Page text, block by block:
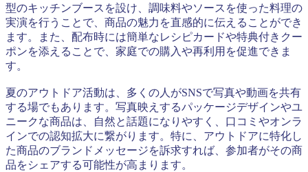
型のキッチンブースを設け、調味料やソースを使った料理の
実演を行うことで、商品の魅力を直感的に伝えることができ
ます。また、配布時には簡単なレシピカードや特典付きクー
ポンを添えることで、家庭での購入や再利用を促進できま
す。
夏のアウトドア活動は、多くの人がSNSで写真や動画を共有
する場でもあります。写真映えするパッケージデザインやユ
ニークな商品は、自然と話題になりやすく、口コミやオンラ
インでの認知拡大に繋がります。特に、アウトドアに特化し
た商品のブランドメッセージを訴求すれば、参加者がその商
品をシェアする可能性が高まります。